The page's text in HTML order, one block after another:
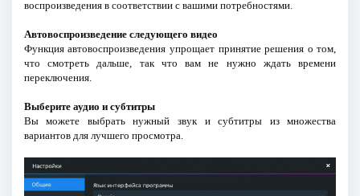
воспроизведения в соответствии с вашими потребностями.
Автовоспроизведение следующего видео
Функция автовоспроизведения упрощает принятие решения о том,
что смотреть дальше, так что вам не нужно ждать времени
переключения.
Выберите аудио и субтитры
Вы можете выбрать нужный звук и субтитры из множества
вариантов для лучшего просмотра.